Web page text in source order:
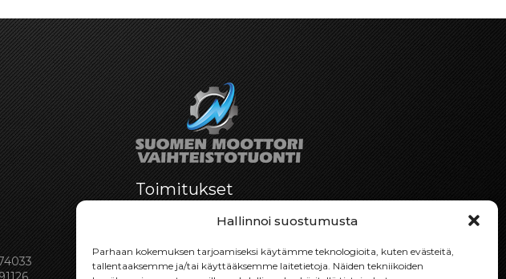
Hallinnoi suostumusta
Parhaan kokemuksen tarjoamiseksi käytämme teknologioita, kuten evästeitä,
tallentaaksemme ja/tai käyttääksemme laitetietoja. Näiden tekniikoiden
Toimitukset
Toimitamme osat perille toimitusperiaatteella
haluaa tilaamansa osan toimitettavan.
Toimitusaika on yleensä noin yksi (1) viikko